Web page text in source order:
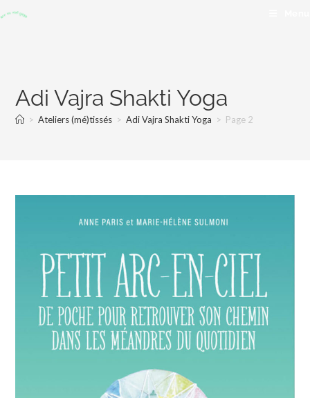
Adi Vajra Shakti Yoga
> Ateliers (mé)tissés > Adi Vajra Shakti Yoga > Page 2